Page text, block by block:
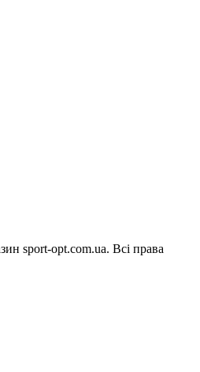
sport-opt.com.ua. Всі права